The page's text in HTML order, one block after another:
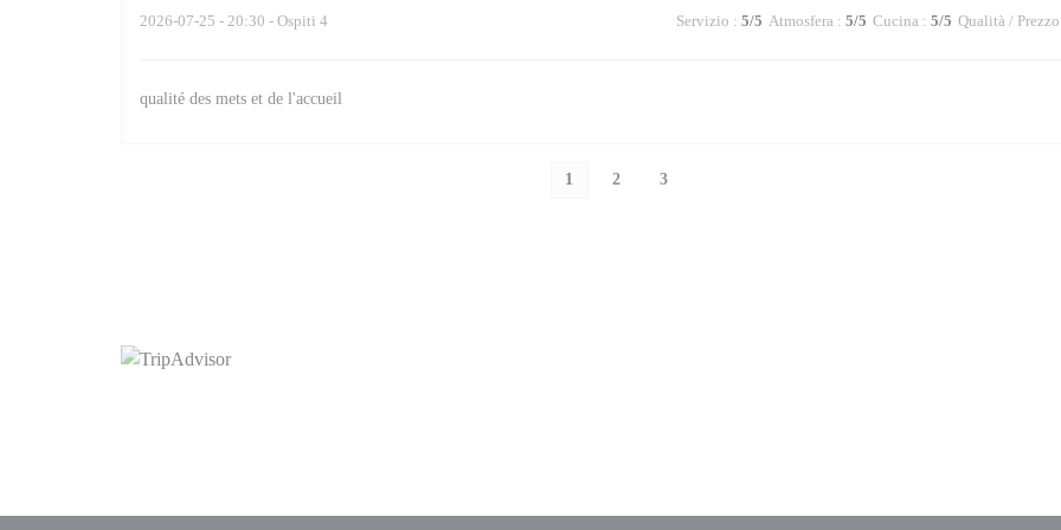
2026-07-25 - 20:30 - Ospiti 4 Servizio : 5/5 Atmosfera : 5/5 Cucina : 5/5 Qualità / Prezzo
qualité des mets et de l'accueil
1 2 3